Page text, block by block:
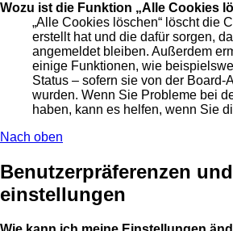
Wozu ist die Funktion „Alle Cookies
„Alle Cookies löschen“ löscht die
erstellt hat und die dafür sorgen,
angemeldet bleiben. Außerdem
einige Funktionen, wie
Status – sofern sie von der Board-
wurden. Wenn Sie Probleme bei
haben, kann es helfen, wenn Sie
Nach oben
Benutzerpräferenzen
einstellungen